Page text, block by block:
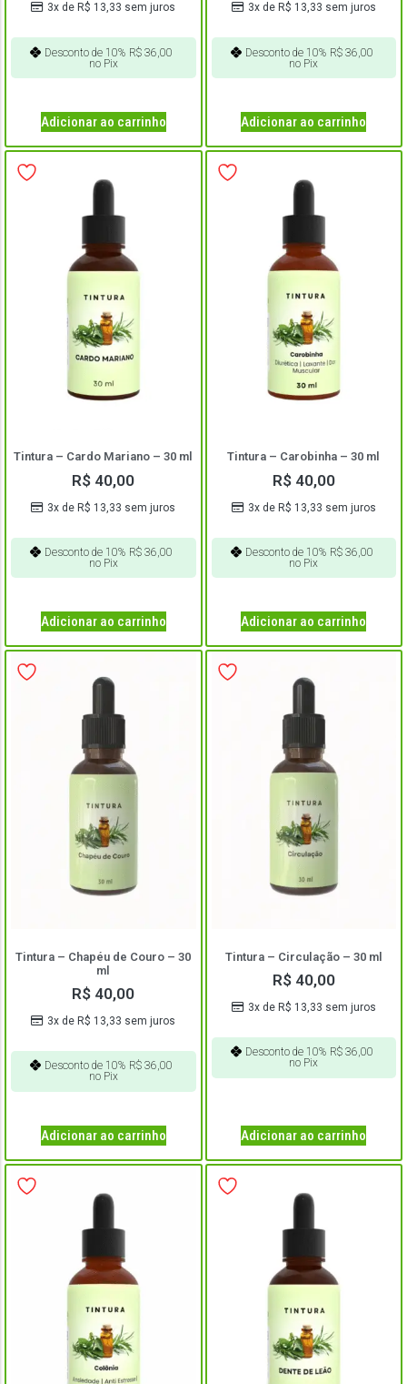
3x de R$ 13,33 sem juros
Desconto de 10% R$ 36,00
no Pix
Adicionar ao carrinho
3x de R$ 13,33 sem juros
Desconto de 10% R$36,00
no Pix
Adicionar ao carrinho
Tintura – Cardo Mariano – 30 ml
R$ 40,00
3x deR$ 13,33 sem juros
Desconto de 10% R$ 36,00
no Pix
Adicionar ao carrinho
Tintura – Carobinha – 30 ml
R$40,00
3x de R$ 13,33 sem juros
Desconto de 10% R$36,00
no Pix
Adicionar ao carrinho
Tintura – Chapéu de Couro – 30
ml
R$ 40,00
3x de R$ 13,33 sem juros
Desconto de 10% R$ 36,00
no Pix
Adicionar ao carrinho
Tintura – Circulação – 30 ml
R$40,00
3x de R$ 13,33 sem juros
Desconto de 10% R$36,00
no Pix
Adicionar ao carrinho